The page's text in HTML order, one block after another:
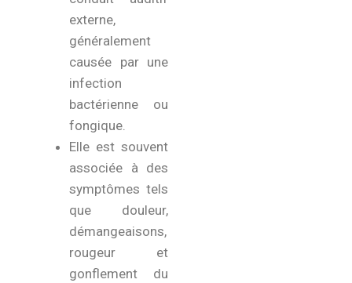
externe,
généralement
causée par une
infection
bactérienne ou
fongique.
Elle est souvent
associée à des
symptômes tels
que douleur,
démangeaisons,
rougeur et
gonflement du